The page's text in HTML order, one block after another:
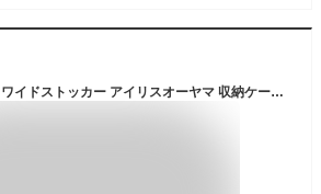
【公式】収納ボックス ワイドストッカー アイリスオーヤマ 収納ケース 屋外収納 屋外ストッカー 深型 WY-780D 135L キャンプ収納 コンテナボックス 頑丈 屋内収納 多目的 プラスチック製 ベランダ収納 屋外 灯油タンク ポリタンク収納【iris_dl04】【iris_dl】